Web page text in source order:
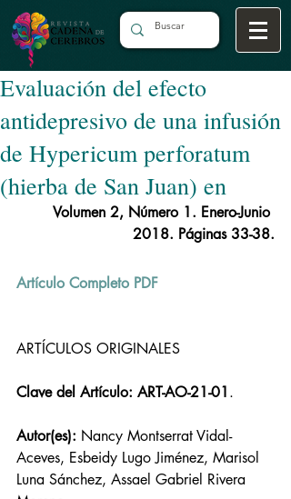
Evaluación del efecto
antidepresivo de una infusión
de Hypericum perforatum
(hierba de San Juan) en
Volumen 2, Número 1. Enero-Junio
2018. Páginas 33-38.
Artículo Completo PDF
ARTÍCULOS ORIGINALES
Clave del Artículo: ART-AO-21-01.
Autor(es): Nancy Montserrat Vidal-
Aceves, Esbeidy Lugo Jiménez, Marisol
Luna Sánchez, Assael Gabriel Rivera